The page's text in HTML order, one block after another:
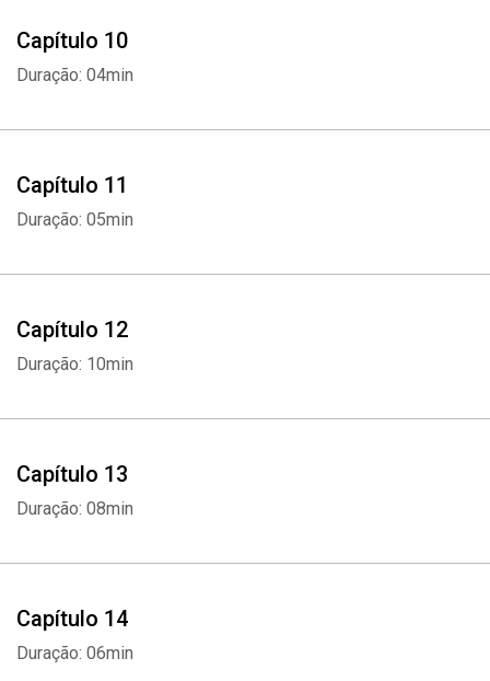
Capítulo 10
Duração: 04min
Capítulo 11
Duração: 05min
Capítulo 12
Duração: 10min
Capítulo 13
Duração: 08min
Capítulo 14
Duração: 06min